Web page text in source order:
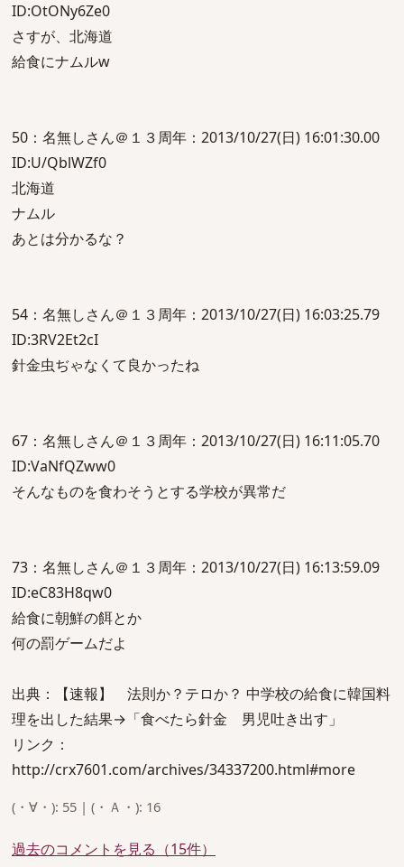
ID:OtONy6Ze0
さすが、北海道
給食にナムルw
50：名無しさん＠１３周年：2013/10/27(日) 16:01:30.00
ID:U/QblWZf0
北海道
ナムル
あとは分かるな？
54：名無しさん＠１３周年：2013/10/27(日) 16:03:25.79
ID:3RV2Et2cI
針金虫ぢゃなくて良かったね
67：名無しさん＠１３周年：2013/10/27(日) 16:11:05.70
ID:VaNfQZww0
そんなものを食わそうとする学校が異常だ
73：名無しさん＠１３周年：2013/10/27(日) 16:13:59.09
ID:eC83H8qw0
給食に朝鮮の餌とか
何の罰ゲームだよ
出典：【速報】 法則か？テロか？ 中学校の給食に韓国料
理を出した結果→「食べたら針金 男児吐き出す」
リンク：
http://crx7601.com/archives/34337200.html#more
(・∀・): 55 | (・Ａ・): 16
過去のコメントを見る（15件）